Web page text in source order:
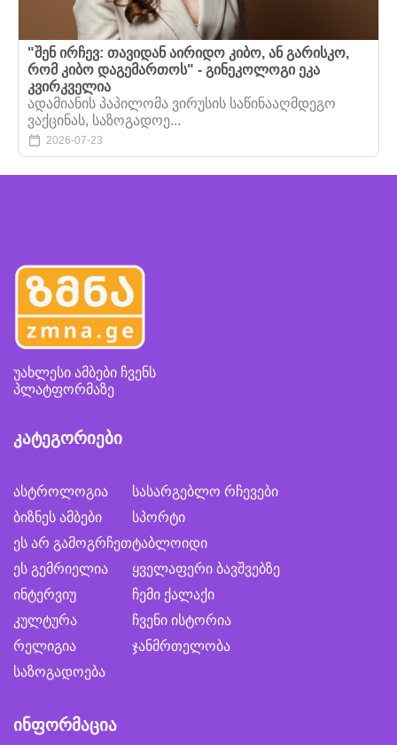
"შენ ირჩევ: თავიდან აირიდო კიბო, ან გარისკო,
რომ კიბო დაგემართოს" - გინეკოლოგი ეკა
კვირკველია
ადამიანის პაპილომა ვირუსის საწინააღმდეგო
ვაქცინას, საზოგადოე...
2026-07-23
უახლესი ამბები ჩვენს
პლატფორმაზე
კატეგორიები
ასტროლოგია
ბიზნეს ამბები
ეს არ გამოგრჩეთ
ეს გემრიელია
ინტერვიუ
კულტურა
რელიგია
საზოგადოება
სასარგებლო რჩევები
სპორტი
ტაბლოიდი
ყველაფერი ბავშვებზე
ჩემი ქალაქი
ჩვენი ისტორია
ჯანმრთელობა
ინფორმაცია